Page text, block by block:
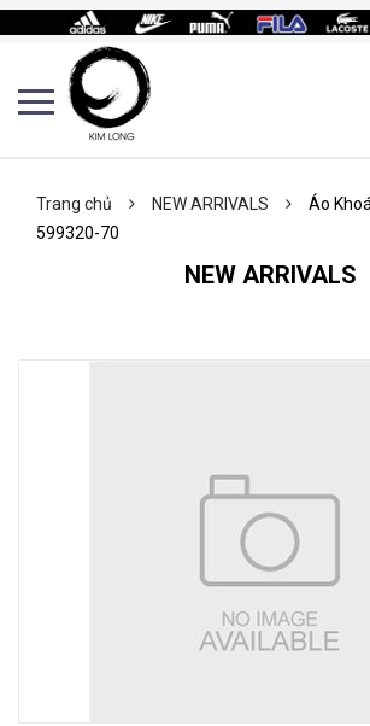
Trang chủ NEW ARRIVALS
Áo
599320-70
NEW ARRIVALS